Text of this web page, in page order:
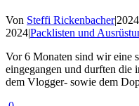
Von Steffi Rickenbacher|
2024|Packlisten und
Vor 6 Monaten sind wir eine
eingegangen und durften
dem Vlogger- sowie dem